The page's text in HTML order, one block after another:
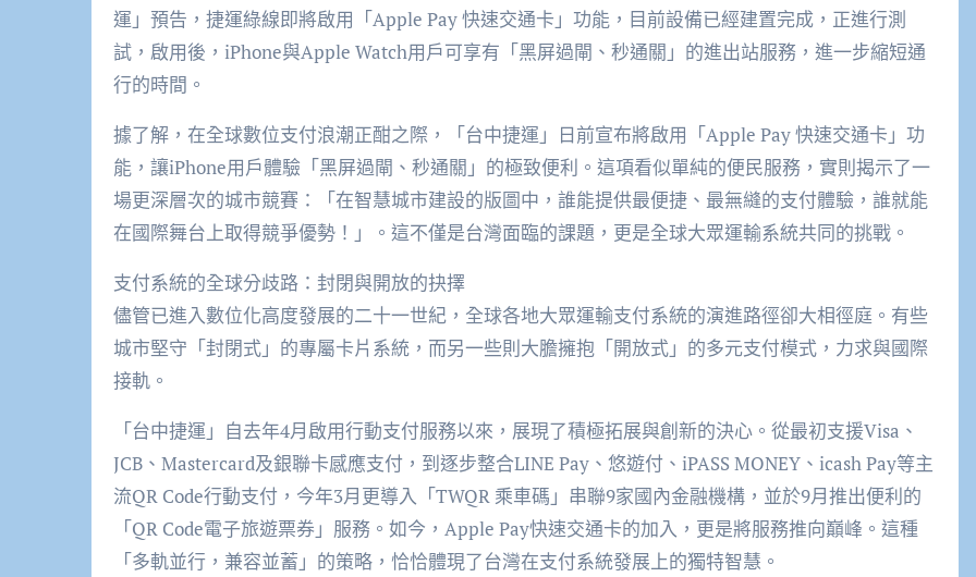
運」預告，捷運綠線即將啟用「Apple Pay 快速交通卡」功能，目前設備已經建置完成，正進行測
試，啟用後，iPhone與Apple Watch用戶可享有「黑屏過閘、秒通關」的進出站服務，進一步縮短通
行的時間。
據了解，在全球數位支付浪潮正酣之際，「台中捷運」日前宣布將啟用「Apple Pay 快速交通卡」功
能，讓iPhone用戶體驗「黑屏過閘、秒通關」的極致便利。這項看似單純的便民服務，實則揭示了一
場更深層次的城市競賽：「在智慧城市建設的版圖中，誰能提供最便捷、最無縫的支付體驗，誰就能
在國際舞台上取得競爭優勢！」。這不僅是台灣面臨的課題，更是全球大眾運輸系統共同的挑戰。
支付系統的全球分歧路：封閉與開放的抉擇
儘管已進入數位化高度發展的二十一世紀，全球各地大眾運輸支付系統的演進路徑卻大相徑庭。有些
城市堅守「封閉式」的專屬卡片系統，而另一些則大膽擁抱「開放式」的多元支付模式，力求與國際
接軌。
「台中捷運」自去年4月啟用行動支付服務以來，展現了積極拓展與創新的決心。從最初支援Visa、
JCB、Mastercard及銀聯卡感應支付，到逐步整合LINE Pay、悠遊付、iPASS MONEY、icash Pay等主
流QR Code行動支付，今年3月更導入「TWQR 乘車碼」串聯9家國內金融機構，並於9月推出便利的
「QR Code電子旅遊票券」服務。如今，Apple Pay快速交通卡的加入，更是將服務推向巔峰。這種
「多軌並行，兼容並蓄」的策略，恰恰體現了台灣在支付系統發展上的獨特智慧。